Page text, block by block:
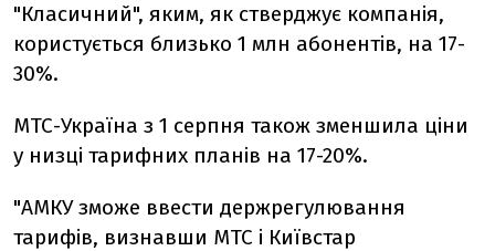
"Класичний", яким, як стверджує компанія,
користується близько 1 млн абонентів, на 17-
30%.
МТС-Україна з 1 серпня також зменшила ціни
у низці тарифних планів на 17-20%.
"АМКУ зможе ввести держрегулювання
тарифів, визнавши МТС і Київстар